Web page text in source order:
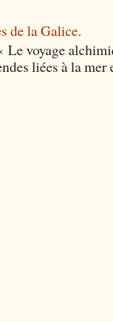
de la Galice.
Le voyage
liées à la mer